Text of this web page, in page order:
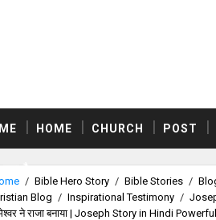
HOME CHURCH POST
क्या है
/ Bible Hero Story / Bible Stories /
Blog / Inspirational Testimony /
ने राजा बनाया | Joseph Story in Hindi